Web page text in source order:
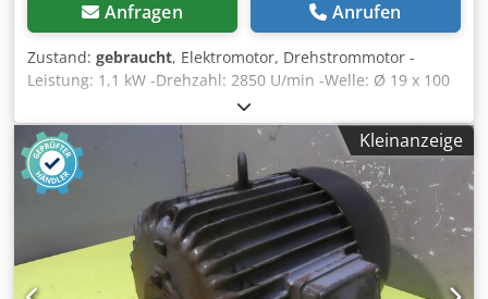
Anfragen Anrufen
Zustand: gebraucht, Elektromotor, Drehstrommotor -
Leistung: 1,1 kW -Drehzahl: 2850 U/min -Welle: Ø 19 x 100
mm -Bauform: B5 -Schutzart: IP 54 -Abmessungen:
355/200/H220 mm Cedpfx Aedzyldeptsrf -Gewicht: 12,5 kg
Kleinanzeige